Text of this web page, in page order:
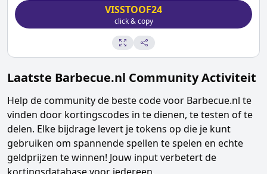
VISSTOOF24
click & copy
Laatste Barbecue.nl Community Activiteit
Help de community de beste code voor Barbecue.nl te
vinden door kortingscodes in te dienen, te testen of te
delen. Elke bijdrage levert je tokens op die je kunt
gebruiken om spannende spellen te spelen en echte
geldprijzen te winnen! Jouw input verbetert de